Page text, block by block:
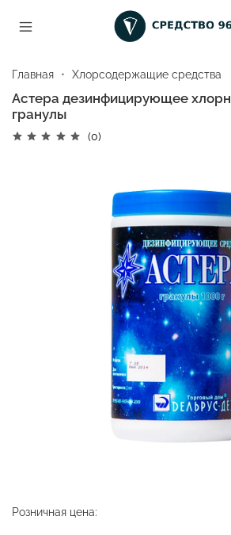
Главная Хлорсодержащие средства
Астера дезинфицирующее
гранулы
(0)
Розничная цена: